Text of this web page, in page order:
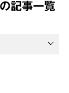
記事一覧